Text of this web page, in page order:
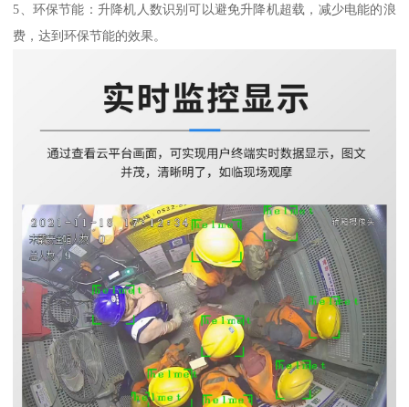
5、环保节能：升降机人数识别可以避免升降机超载，减少电能的浪
费，达到环保节能的效果。